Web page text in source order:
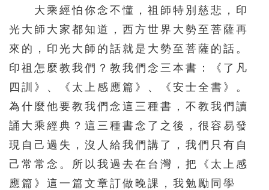
大乘經怕你念不懂，祖師特別慈悲，印
光大師大家都知道，西方世界大勢至菩薩再
來的，印光大師的話就是大勢至菩薩的話。
印祖怎麼教我們？教我們念三本書：《了凡
四訓》、《太上感應篇》、《安士全書》。
為什麼他要教我們念這三種書，不教我們讀
誦大乘經典？這三種書念了之後，很容易發
現自己過失，沒人給我們講了，我們只有自
己常常念。所以我過去在台灣，把《太上感
應篇》這一篇文章訂做晚課，我勉勵同學